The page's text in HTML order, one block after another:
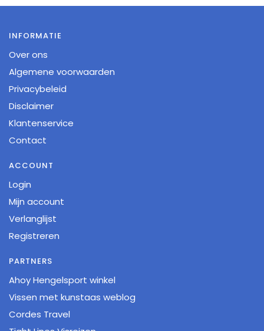
INFORMATIE
Over ons
Algemene voorwaarden
Privacybeleid
Disclaimer
Klantenservice
Contact
ACCOUNT
Login
Mijn account
Verlanglijst
Registreren
PARTNERS
Ahoy Hengelsport winkel
Vissen met kunstaas weblog
Cordes Travel